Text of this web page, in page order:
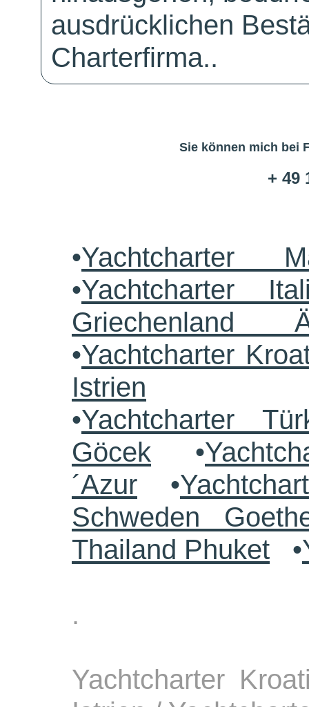
ausdrücklichen
Charterfirma..
Sie können mich bei
+ 49
•Yachtcharter
•Yachtcharter
Griechenland
•Yachtcharter
Istrien
•Yachtcharter
Göcek •
´Azur •
Schweden
Thailand Phuket •
.
Yachtcharter